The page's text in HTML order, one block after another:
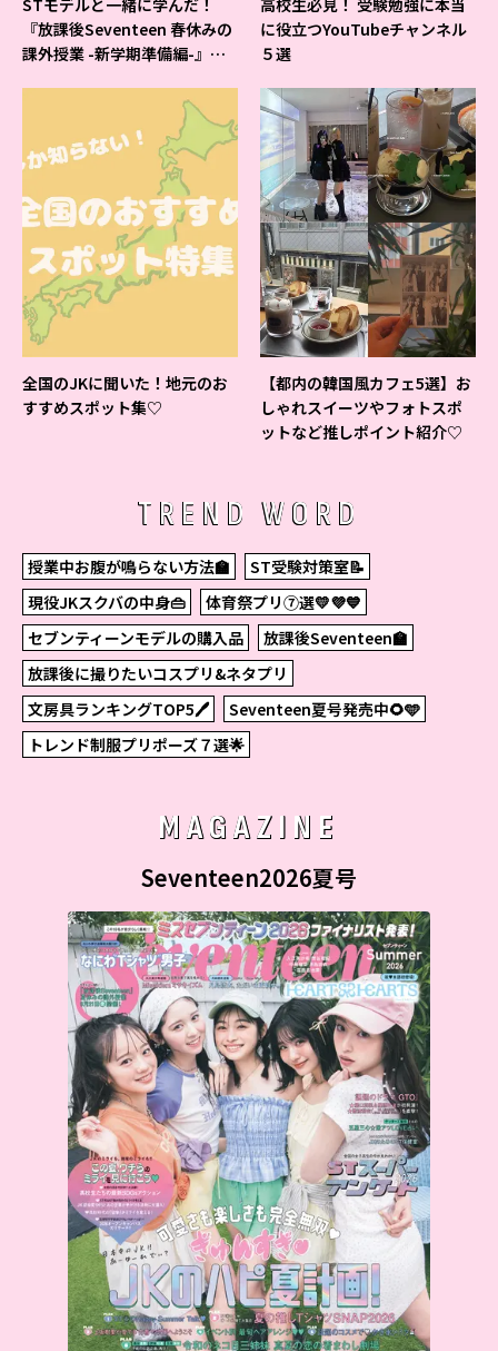
『放課後Seventeen 春休みの
課外授業 -新学期準備編-』イ
に役立つYouTubeチャンネル
５選
全国のJKに聞いた！地元のお
すすめスポット集♡
【都内の韓国風カフェ5選】お
しゃれスイーツやフォトスポ
ットなど推しポイント紹介♡
TREND WORD
授業中お腹が鳴らない方法🏫
ST受験対策室📝
現役JKスクバの中身👜
体育祭プリ⑦選💛💜💙
セブンティーンモデルの購入品
放課後Seventeen🏫
放課後に撮りたいコスプリ&ネタプリ
文房具ランキングTOP5🖊
Seventeen夏号発売中🌻🩵
トレンド制服プリポーズ７選🌟
MAGAZINE
Seventeen2026夏号